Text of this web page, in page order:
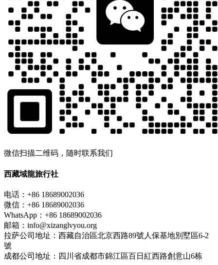
微信扫描二维码，随时联系我们
西藏域龍旅行社
电话：+86 18689002036
微信：+86 18689002036
WhatsApp：+86 18689002036
邮箱：info@xizanglvyou.org
拉萨公司地址：西藏自治區北京西路89號人保基地別墅區6-2
號
成都公司地址：四川省成都市錦江區百日紅西路創意山6栋